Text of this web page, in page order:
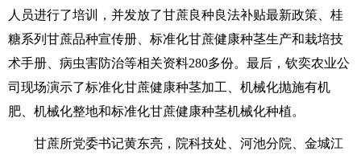
人员进行了培训，并发放了甘蔗良种良法补贴最新政策、桂
糖系列甘蔗品种宣传册、标准化甘蔗健康种茎生产和栽培技
术手册、病虫害防治等相关资料280多份。最后，钦奕农业公
司现场演示了标准化甘蔗健康种茎加工、机械化抛施有机
肥、机械化整地和标准化甘蔗健康种茎机械化种植。
甘蔗所党委书记黄东亮，院科技处、河池分院、金城江